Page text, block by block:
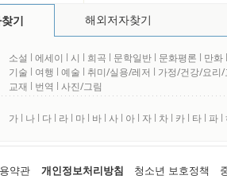
기 해외저자찾기
소설 l 에세이 l 시 l 희곡 l 문학일반 l 문화평론 l 만화 l
기술 l 여행 l 예술 l 취미/실용/레저 l 가정/건강/요리/
교재 l 번역 l 사진/그림
가 l 나 l 다 l 라 l 마 l 바 l 사 l 아 l 자 l 차 l 카 l 타 l 파 l
약관 개인정보처리방침 청소년 보호정책